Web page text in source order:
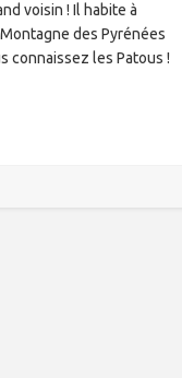
voisin ! Il habite à
des Pyrénées
connaissez les Patous !